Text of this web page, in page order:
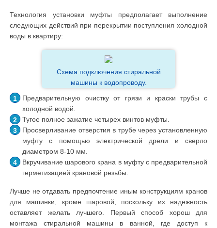
Технология установки муфты предполагает выполнение
следующих действий при перекрытии поступления холодной
воды в квартиру:
Схема подключения стиральной
машины к водопроводу.
Предварительную очистку от грязи и краски трубы с
холодной водой.
Тугое полное зажатие четырех винтов муфты.
Просверливание отверстия в трубе через установленную
муфту с помощью электрической дрели и сверло
диаметром 8-10 мм.
Вкручивание шарового крана в муфту с предварительной
герметизацией крановой резьбы.
Лучше не отдавать предпочтение иным конструкциям кранов
для машинки, кроме шаровой, поскольку их надежность
оставляет желать лучшего. Первый способ хорош для
монтажа стиральной машины в ванной, где доступ к